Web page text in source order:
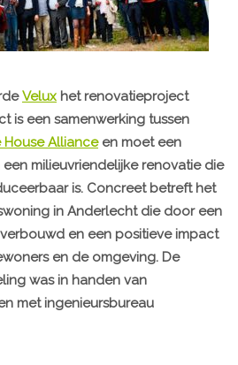
Velux het renovatieproject
is een samenwerking tussen
House Allianceen moet een
milieuvriendelijke renovatie die
is. Concreet betreft het
in Anderlecht die door een
en een positieve impact
en de omgeving. De
was in handen van
met ingenieursbureau